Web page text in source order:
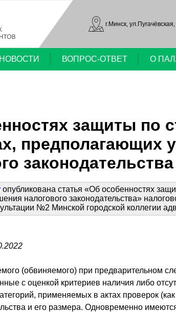
г.Минск,
НОВОСТИ ВОПРОС-ОТВЕТ О
защиты по
предполагающих
законодательства
опубликована статья «Об особенностях
налогового законодательства»
№2 Минской городской коллегии
(обвиняемого) при предварительном
с оценкой критериев наличия либо
применяемых в актах проверок
и его размера. Одновременно